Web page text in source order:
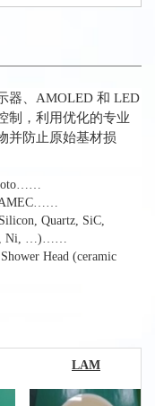
器、AMOLED 和 LED
制，利用优化的专业
并防止原始基材损
AMEC……
Quartz, SiC,
Ti, Ni, …)……
Head (ceramic
LAM